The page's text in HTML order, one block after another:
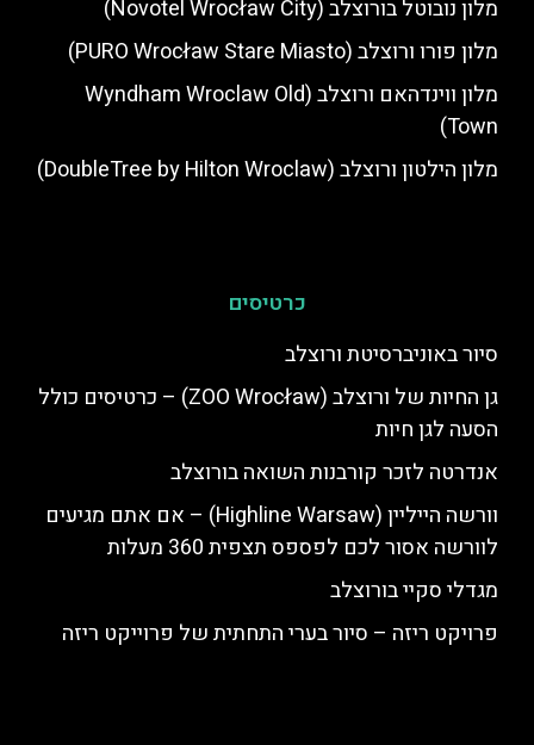
מלון נובוטל בורוצלב (Novotel Wrocław City)
מלון פורו ורוצלב (PURO Wrocław Stare Miasto)
מלון ווינדהאם ורוצלב (Wyndham Wroclaw Old
Town)
מלון הילטון ורוצלב (DoubleTree by Hilton Wroclaw)
כרטיסים
סיור באוניברסיטת ורוצלב
גן החיות של ורוצלב (ZOO Wrocław) – כרטיסים כולל
הסעה לגן חיות
אנדרטה לזכר קורבנות השואה בורוצלב
וורשה הייליין (Highline Warsaw) – אם אתם מגיעים
לוורשה אסור לכם לפספס תצפית 360 מעלות
מגדלי סקיי בורוצלב
פרויקט ריזה – סיור בערי התחתית של פרוייקט ריזה